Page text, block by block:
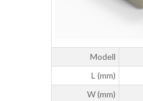
Modell
L (mm)
W (mm)